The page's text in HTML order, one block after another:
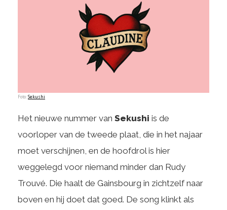
Foto:Sekushi
Het nieuwe nummer van Sekushi is de
voorloper van de tweede plaat, die in het najaar
moet verschijnen, en de hoofdrol is hier
weggelegd voor niemand minder dan Rudy
Trouvé. Die haalt de Gainsbourg in zichtzelf naar
boven en hij doet dat goed. De song klinkt als